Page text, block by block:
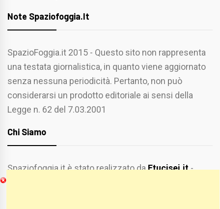
Note Spaziofoggia.it
SpazioFoggia.it 2015 - Questo sito non rappresenta
una testata giornalistica, in quanto viene aggiornato
senza nessuna periodicità. Pertanto, non può
considerarsi un prodotto editoriale ai sensi della
Legge n. 62 del 7.03.2001
Chi Siamo
Spaziofoggia.it è stato realizzato daEtucisei.it-